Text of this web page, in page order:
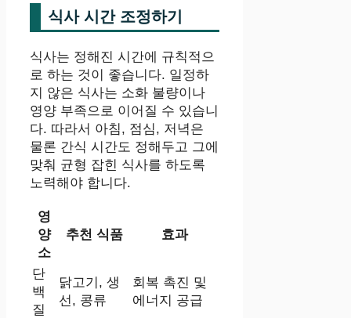
식사 시간 조정하기
식사는 정해진 시간에 규칙적으
로 하는 것이 좋습니다. 일정하
지 않은 식사는 소화 불량이나
영양 부족으로 이어질 수 있습니
다. 따라서 아침, 점심, 저녁은
물론 간식 시간도 정해두고 그에
맞춰 균형 잡힌 식사를 하도록
노력해야 합니다.
영
양
소
추천 식품 효과
단
백
질
닭고기, 생
선, 콩류
회복 촉진 및
에너지 공급